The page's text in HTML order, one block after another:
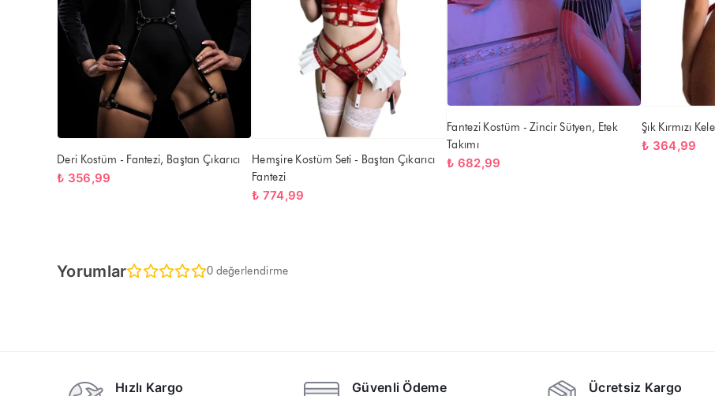
Deri Kostüm - Fantezi, Baştan Çıkarıcı
₺ 356,99
Hemşire Kostüm Seti - Baştan Çıkarıcı
Fantezi
₺ 774,99
Fantezi Kostüm - Zincir Sütyen, Etek
Takımı
₺ 682,99
Şık Kırmızı
₺ 364,99
Yorumlar 0 değerlendirme
Hızlı Kargo Güvenli Ödeme Ücretsiz Kargo